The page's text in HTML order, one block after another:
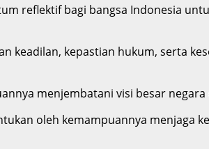
reflektif bagi bangsa Indonesia
keadilan, kepastian hukum, serta
menjembatani visi besar
oleh kemampuannya menjaga